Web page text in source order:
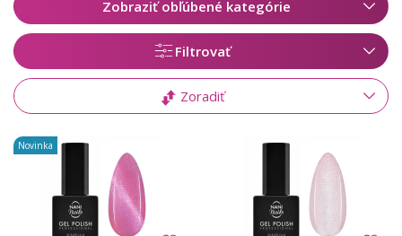
Zobraziť obľúbené kategórie
Filtrovať
Zoradiť
Novinka